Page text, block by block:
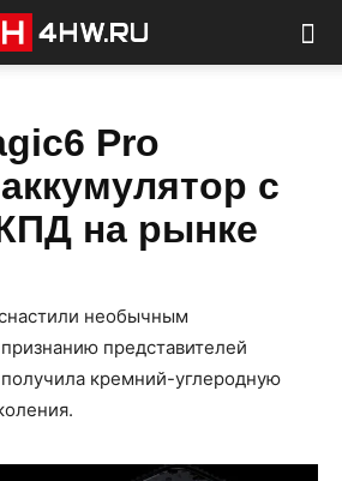
Pro
с
на рынке
необычным
представителей
кремний-углеродную